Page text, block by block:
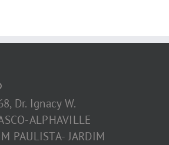
Dr. Ignacy W.
ALPHAVILLE
PAULISTA- JARDIM